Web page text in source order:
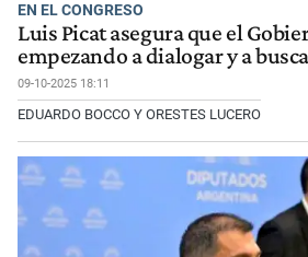
EN EL CONGRESO
Luis Picat asegura que el
empezando a dialogar y a
09-10-2025 18:11
EDUARDO BOCCO Y ORESTES LUCERO